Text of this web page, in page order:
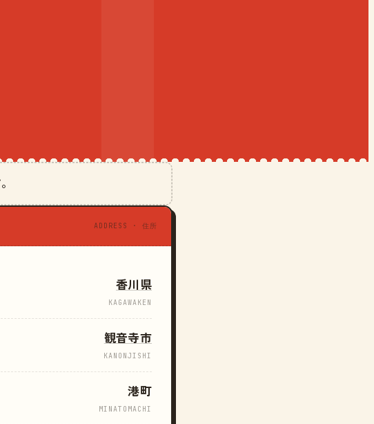
ADDRESS · 住所
香川県
KAGAWAKEN
観音寺市
KANONJISHI
港町
MINATOMACHI